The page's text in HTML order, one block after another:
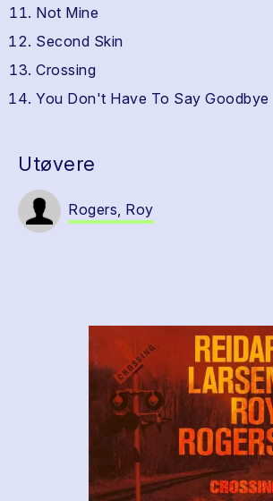
Not Mine
Second Skin
Crossing
You Don't Have To Say Goodbye
Utøvere
Rogers, Roy